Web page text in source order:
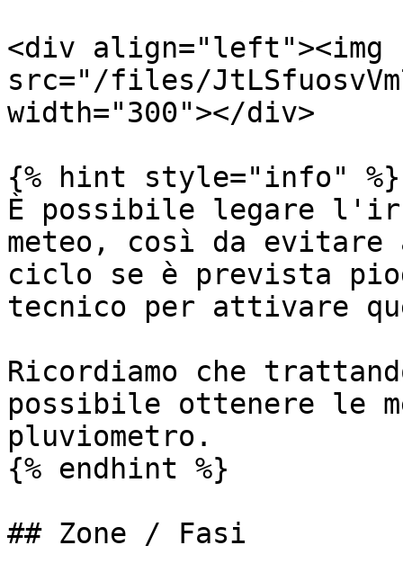
<div align="left"><img
src="/files/
width="300"></div>
{% hint style="info" %}
È possibile legare
meteo, così da evitare
ciclo se è prevista
tecnico per attivare
Ricordiamo che
possibile ottenere le
pluviometro.
{% endhint %}
## Zone / Fasi